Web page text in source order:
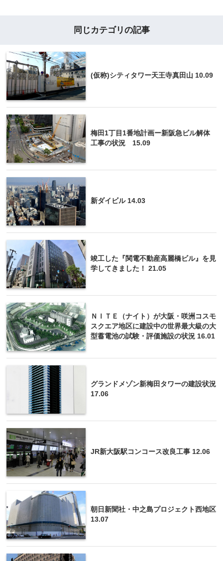
同じカテゴリの記事
(仮称)シティタワー天王寺真田山 10.09
梅田1丁目1番地計画ー新阪急ビル解体
工事の状況 15.09
新ダイビル 14.03
竣工した『関電不動産高麗橋ビル』を見
学してきました！ 21.05
ＮＩＴＥ（ナイト）が大阪・咲洲コスモ
スクエア地区に建設中の世界最大級の大
型蓄電池の試験・評価施設の状況 16.01
グランドメゾン新梅田タワーの建設状況
17.06
JR新大阪駅コンコース改良工事 12.06
朝日新聞社・中之島プロジェクト西地区
13.07